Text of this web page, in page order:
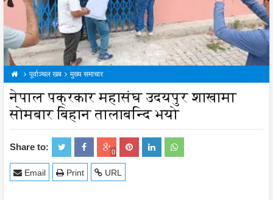
पूर्वाञ्चल खब मुख्य समाचार
नेपाल पक्रकार महासंघ उदयपुर शाखामा
सोमबार बिहान तालाबन्दि भयो
Share to: 0
URL
Print
Email